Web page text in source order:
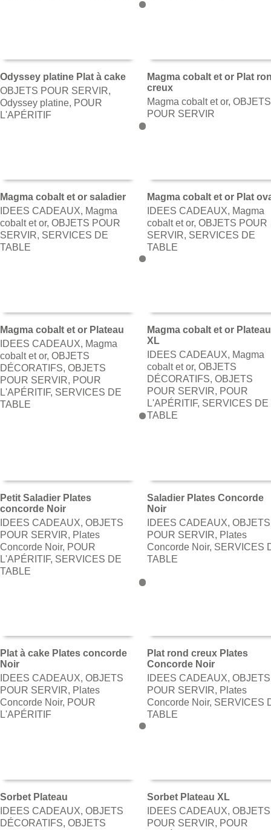
AJOUTER AU PANIER
Odyssey platine Plat à cake
OBJETS POUR SERVIR,
Odyssey platine, POUR
L'APÉRITIF
AJOUTER AU PANIER
Magma cobalt et or Plat
creux
Magma cobalt et or,OBJETS
POUR SERVIR
AJOUTER AU PANIER
Magma cobalt et or saladier
IDEES CADEAUX, Magma
cobalt et or, OBJETS POUR
SERVIR, SERVICES DE
TABLE
AJOUTER AU PANIER
Magma cobalt et or Plat
IDEES CADEAUX, Magma
cobalt et or,OBJETS POUR
SERVIR, SERVICES DE
TABLE
AJOUTER AU PANIER
Magma cobalt et or Plateau
IDEES CADEAUX, Magma
cobalt et or, OBJETS
DÉCORATIFS, OBJETS
POUR SERVIR, POUR
L'APÉRITIF, SERVICES DE
TABLE
AJOUTER AU PANIER
Magma cobalt et or Plateau
XL
IDEES CADEAUX, Magma
cobalt et or,OBJETS
DÉCORATIFS,OBJETS
POUR SERVIR, POUR
L'APÉRITIF, SERVICES DE
TABLE
AJOUTER AU PANIER
Petit Saladier Plates
concorde Noir
IDEES CADEAUX, OBJETS
POUR SERVIR, Plates
Concorde Noir, POUR
L'APÉRITIF, SERVICES DE
TABLE
AJOUTER AU PANIER
Saladier Plates Concorde
Noir
IDEES CADEAUX,OBJETS
POUR SERVIR, Plates
Concorde Noir, SERVICES
TABLE
AJOUTER AU PANIER
Plat à cake Plates concorde
Noir
IDEES CADEAUX, OBJETS
POUR SERVIR, Plates
Concorde Noir, POUR
L'APÉRITIF
AJOUTER AU PANIER
Plat rond creux Plates
Concorde Noir
IDEES CADEAUX,OBJETS
POUR SERVIR, Plates
Concorde Noir, SERVICES
TABLE
AJOUTER AU PANIER
Sorbet Plateau
IDEES CADEAUX, OBJETS
DÉCORATIFS, OBJETS
AJOUTER AU PANIER
Sorbet Plateau XL
IDEES CADEAUX,OBJETS
POUR SERVIR, POUR